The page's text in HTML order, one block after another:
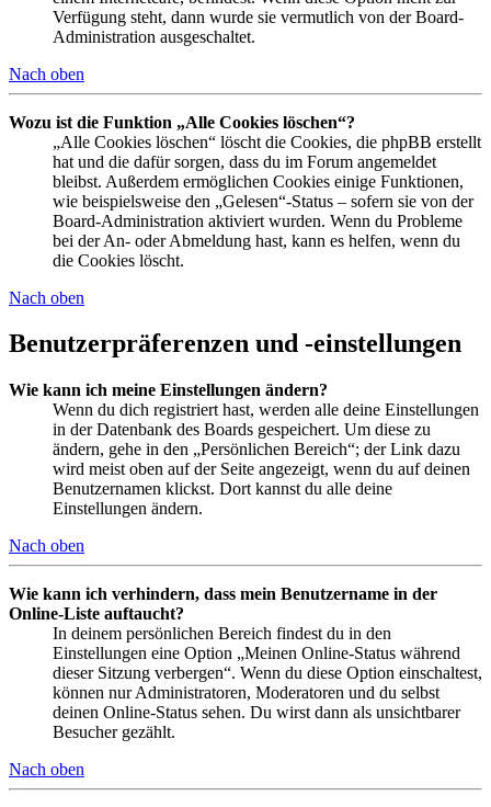
Verfügung steht, dann wurde sie vermutlich von der Board-
Administration ausgeschaltet.
Nach oben
Wozu ist die Funktion „Alle Cookies löschen“?
„Alle Cookies löschen“ löscht die Cookies, die phpBB erstellt
hat und die dafür sorgen, dass du im Forum angemeldet
bleibst. Außerdem ermöglichen Cookies einige Funktionen,
wie beispielsweise den „Gelesen“-Status – sofern sie von der
Board-Administration aktiviert wurden. Wenn du Probleme
bei der An- oder Abmeldung hast, kann es helfen, wenn du
die Cookies löscht.
Nach oben
Benutzerpräferenzen und -einstellungen
Wie kann ich meine Einstellungen ändern?
Wenn du dich registriert hast, werden alle deine Einstellungen
in der Datenbank des Boards gespeichert. Um diese zu
ändern, gehe in den „Persönlichen Bereich“; der Link dazu
wird meist oben auf der Seite angezeigt, wenn du auf deinen
Benutzernamen klickst. Dort kannst du alle deine
Einstellungen ändern.
Nach oben
Wie kann ich verhindern, dass mein Benutzername in der
Online-Liste auftaucht?
In deinem persönlichen Bereich findest du in den
Einstellungen eine Option „Meinen Online-Status während
dieser Sitzung verbergen“. Wenn du diese Option einschaltest,
können nur Administratoren, Moderatoren und du selbst
deinen Online-Status sehen. Du wirst dann als unsichtbarer
Besucher gezählt.
Nach oben